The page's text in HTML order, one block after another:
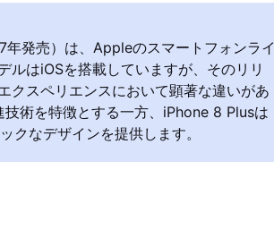
発売）は、Appleのスマートフォンライ
ルはiOSを搭載していますが、そのリリ
クスペリエンスにおいて顕著な違いがあ
術を特徴とする一方、iPhone 8 Plusは
クなデザインを提供します。